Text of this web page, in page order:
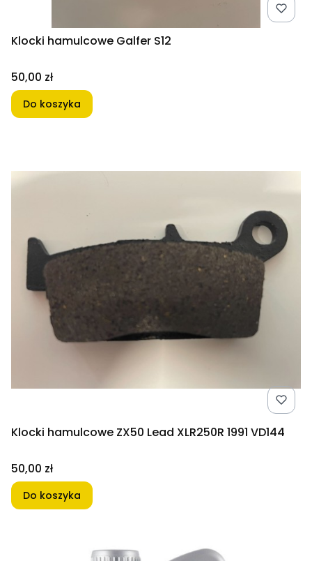
Klocki hamulcowe Galfer S12
Cena
50,00 zł
Do koszyka
Klocki hamulcowe ZX50 Lead XLR250R 1991 VD144
Cena
50,00 zł
Do koszyka